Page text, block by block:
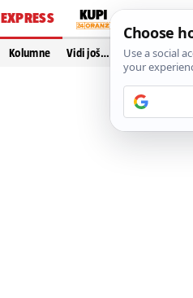
EXPRESS
Kolumne Vidi još…